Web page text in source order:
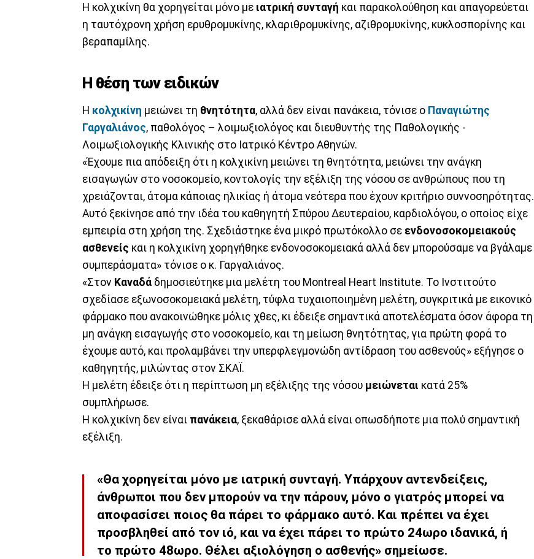
Η κολχικίνη θα χορηγείται μόνο με ιατρική συνταγή και παρακολούθηση και απαγορεύεται
η ταυτόχρονη χρήση ερυθρομυκίνης, κλαριθρομυκίνης, αζιθρομυκίνης, κυκλοσπορίνης και
βεραπαμίλης.
Η θέση των ειδικών
Η κολχικίνη μειώνει τη θνητότητα, αλλά δεν είναι πανάκεια, τόνισε ο Παναγιώτης
Γαργαλιάνος, παθολόγος – λοιμωξιολόγος και διευθυντής της Παθολογικής -
Λοιμωξιολογικής Κλινικής στο Ιατρικό Κέντρο Αθηνών.
«Έχουμε πια απόδειξη ότι η κολχικίνη μειώνει τη θνητότητα, μειώνει την ανάγκη
εισαγωγών στο νοσοκομείο, κοντολογίς την εξέλιξη της νόσου σε ανθρώπους που τη
χρειάζονται, άτομα κάποιας ηλικίας ή άτομα νεότερα που έχουν κριτήριο συννοσηρότητας.
Αυτό ξεκίνησε από την ιδέα του καθηγητή Σπύρου Δευτεραίου, καρδιολόγου, ο οποίος είχε
εμπειρία στη χρήση της. Σχεδιάστηκε ένα μικρό πρωτόκολλο σε ενδονοσοκομειακούς
ασθενείς και η κολχικίνη χορηγήθηκε ενδονοσοκομειακά αλλά δεν μπορούσαμε να βγάλαμε
συμπεράσματα» τόνισε ο κ. Γαργαλιάνος.
«Στον Καναδά δημοσιεύτηκε μια μελέτη του Montreal Heart Institute. Το Ινστιτούτο
σχεδίασε εξωνοσοκομειακά μελέτη, τύφλα τυχαιοποιημένη μελέτη, συγκριτικά με εικονικό
φάρμακο που ανακοινώθηκε μόλις χθες, κι έδειξε σημαντικά αποτελέσματα όσον άφορα τη
μη ανάγκη εισαγωγής στο νοσοκομείο, και τη μείωση θνητότητας, για πρώτη φορά το
έχουμε αυτό, και προλαμβάνει την υπερφλεγμονώδη αντίδραση του ασθενούς» εξήγησε ο
καθηγητής, μιλώντας στον ΣΚΑΪ.
Η μελέτη έδειξε ότι η περίπτωση μη εξέλιξης της νόσου μειώνεται κατά 25%
συμπλήρωσε.
Η κολχικίνη δεν είναι πανάκεια, ξεκαθάρισε αλλά είναι οπωσδήποτε μια πολύ σημαντική
εξέλιξη.
«Θα χορηγείται μόνο με ιατρική συνταγή. Υπάρχουν αντενδείξεις,
άνθρωποι που δεν μπορούν να την πάρουν, μόνο ο γιατρός μπορεί να
αποφασίσει ποιος θα πάρει το φάρμακο αυτό. Και πρέπει να έχει
προσβληθεί από τον ιό, και να έχει πάρει το πρώτο 24ωρο ιδανικά, ή
το πρώτο 48ωρο. Θέλει αξιολόγηση ο ασθενής» σημείωσε.